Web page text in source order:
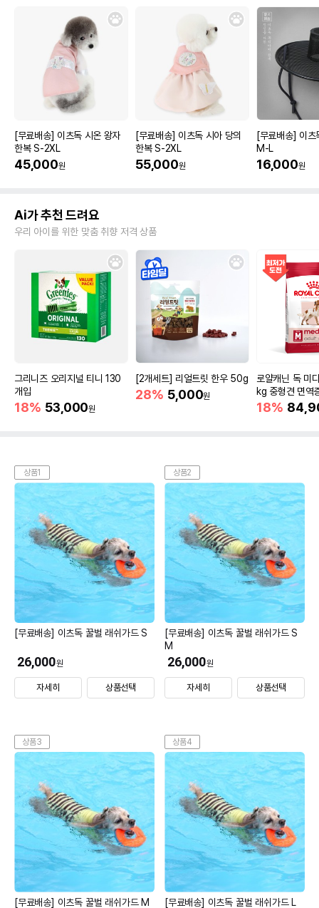
[무료배송] 이츠독 시온 왕자
한복 S-2XL
45,000원
[무료배송] 이츠독 시아 당의
한복 S-2XL
55,000원
[무료배송] 이츠
M-L
16,000원
Ai가 추천 드려요
우리 아이를 위한 맞춤 취향 저격 상품
그리니즈 오리지널 티니 130
개입
18% 53,000원
[2개세트] 리얼트릿 한우 50g
28% 5,000원
로얄캐닌 독 미
kg 중형견 면역
18%
상품1
[무료배송] 이츠독 꿀벌 래쉬가드 S
26,000원
자세히 상품선택
상품2
[무료배송] 이츠독 꿀벌 래쉬가드 S
M
26,000원
자세히 상품선택
상품3
[무료배송] 이츠독 꿀벌 래쉬가드 M
상품4
[무료배송] 이츠독 꿀벌 래쉬가드 L